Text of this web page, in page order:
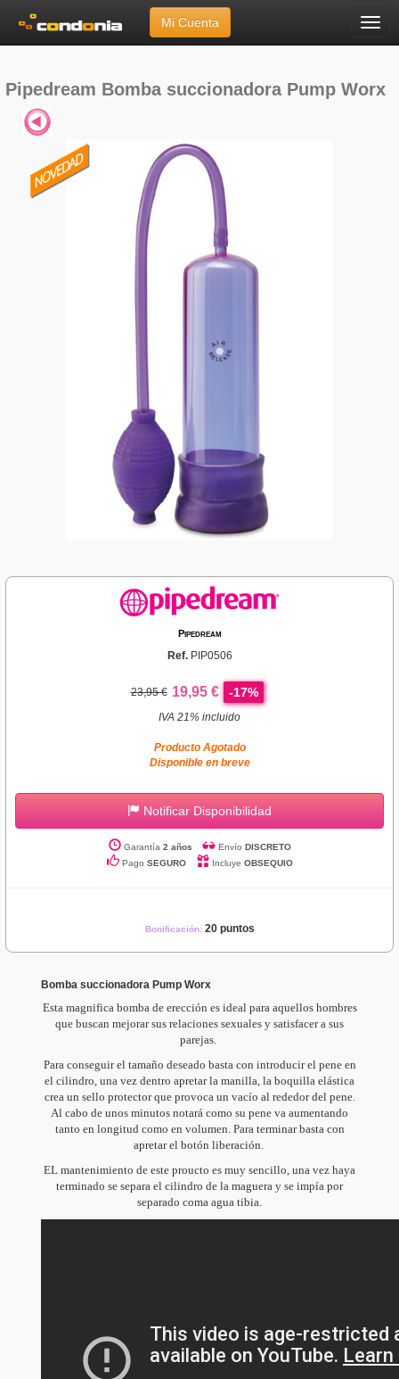
Menú
Mi Cuenta
»Bomba succionadora Pump Worx
Pipedream Bomba succionadora Pump Worx
Pipedream
Ref. PIP0506
23,95 € 19,95 € -17%
IVA 21% incluido
Producto Agotado
Disponible en breve
Notificar Disponibilidad
Garantía 2 años Envío DISCRETO
Pago SEGURO Incluye OBSEQUIO
Bonificación: 20 puntos
Bomba succionadora Pump Worx
Esta magnifica bomba de erección es ideal para aquellos hombres
que buscan mejorar sus relaciones sexuales y satisfacer a sus
parejas.
Para conseguir el tamaño deseado basta con introducir el pene en
el cilindro, una vez dentro apretar la manilla, la boquilla elástica
crea un sello protector que provoca un vacío al rededor del pene.
Al cabo de unos minutos notará como su pene va aumentando
tanto en longitud como en volumen. Para terminar basta con
apretar el botón liberación.
EL mantenimiento de este proucto es muy sencillo, una vez haya
terminado se separa el cilindro de la maguera y se impía por
separado coma agua tibia.